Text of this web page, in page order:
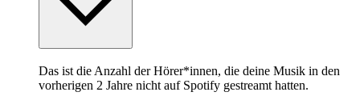
Das ist die Anzahl der Hörer*innen, die deine Musik in den
vorherigen 2 Jahre nicht auf Spotify gestreamt hatten.